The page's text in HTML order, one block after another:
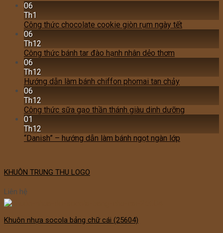
06
Th1
Công thức chocolate cookie giòn rụm ngày tết
06
Th12
Công thức bánh tar đào hạnh nhân dẻo thơm
06
Th12
Hướng dẫn làm bánh chiffon phomai tan chảy
06
Th12
Công thức sữa gạo thần thánh giàu dinh dưỡng
01
Th12
“Danish” – hướng dẫn làm bánh ngọt ngàn lớp
KHUÔN TRUNG THU LOGO
Liên hệ
Khuôn nhựa socola bảng chữ cái (25604)